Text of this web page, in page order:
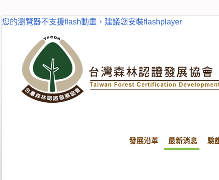
您的瀏覽器不支援flash動畫，建議您安裝flashplayer
發展沿革 最新消息 驗